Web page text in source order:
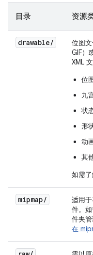
目录 资源
drawable/ 位图文
GIF）
XML
位
九
状
形
动
其
如需
mipmap/
适用
件。
件夹
在